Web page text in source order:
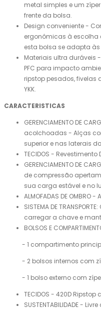
metal simples e um
frente da bolsa.
Design conveniente -
ergonômicas à escolha
esta bolsa se adapta
Materiais ultra duráveis
PFC para impacto
ripstop pesados, fivelas
YKK.
CARACTERISTICAS
GERENCIAMENTO DE
acolchoadas - Alças
superior e nas laterais
TECIDOS - Revestimento
GERENCIAMENTO DE
de compressão
sua carga estável e no
ALMOFADAS DE
SISTEMA DE
carregar a chave e
BOLSOS E
- 1 compartimento
- 2 bolsos internos com
- 1 bolso externo com
TECIDOS - 420D Ripstop
SUSTENTABILIDADE - Livre